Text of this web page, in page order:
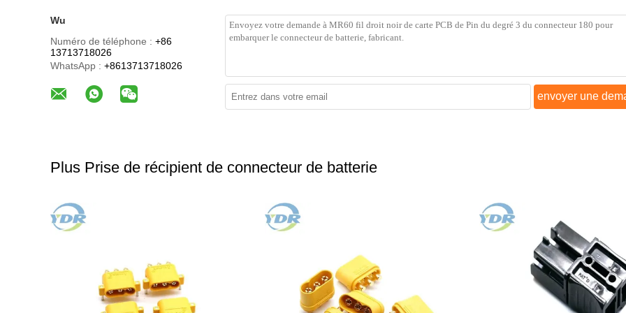
Wu
Numéro de téléphone : +86
13713718026
WhatsApp : +8613713718026
envoyer une
Plus Prise de récipient de connecteur de batterie